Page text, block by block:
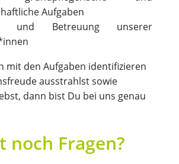
Aufgaben
und Betreuung unserer
mit den Aufgaben identifizieren
ausstrahlst sowie
dann bist Du bei uns genau
noch Fragen?